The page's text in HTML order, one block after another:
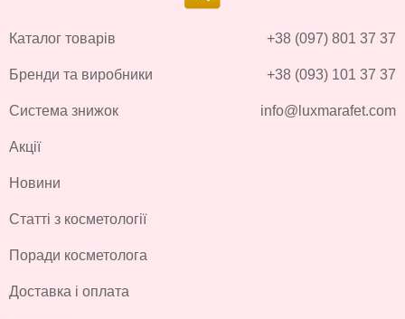
Каталог товарів
Бренди та виробники
Система знижок
Акції
Новини
Статті з косметології
Поради косметолога
Доставка і оплата
+38 (097) 801 37 37
+38 (093) 101 37 37
info@luxmarafet.com